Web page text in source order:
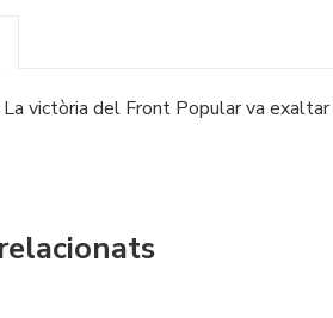
victòria del Front Popular va